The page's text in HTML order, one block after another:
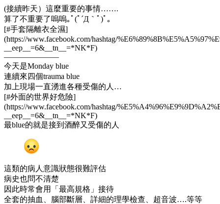
(接續昨天）這麼重要的事情…….
算了不重要了嗚嗚｡ﾟ(ﾟ´Д｀ﾟ)ﾟ｡
[#手套隔離衣全濕]
(https://www.facebook.com/hashtag/
eep =6& tn =*NK*F)
———————
今天是Monday blue
連續來四個trauma blue
加上現場一直湧進各種受傷的人…
[#外面的世界好危險]
(https://www.facebook.com/hashtag/
eep =6& tn =*NK*F)
最blue的就是接到酒醉又受傷的人
這類的病人意識狀態很難評估
病史也問不清楚
因此時常會用「最高規格」接待
全套的抽血、腦部斷層、詳細的理學檢查、超音波….等等